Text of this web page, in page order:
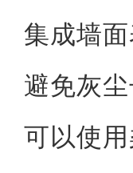
集成墙
避免灰
可以使